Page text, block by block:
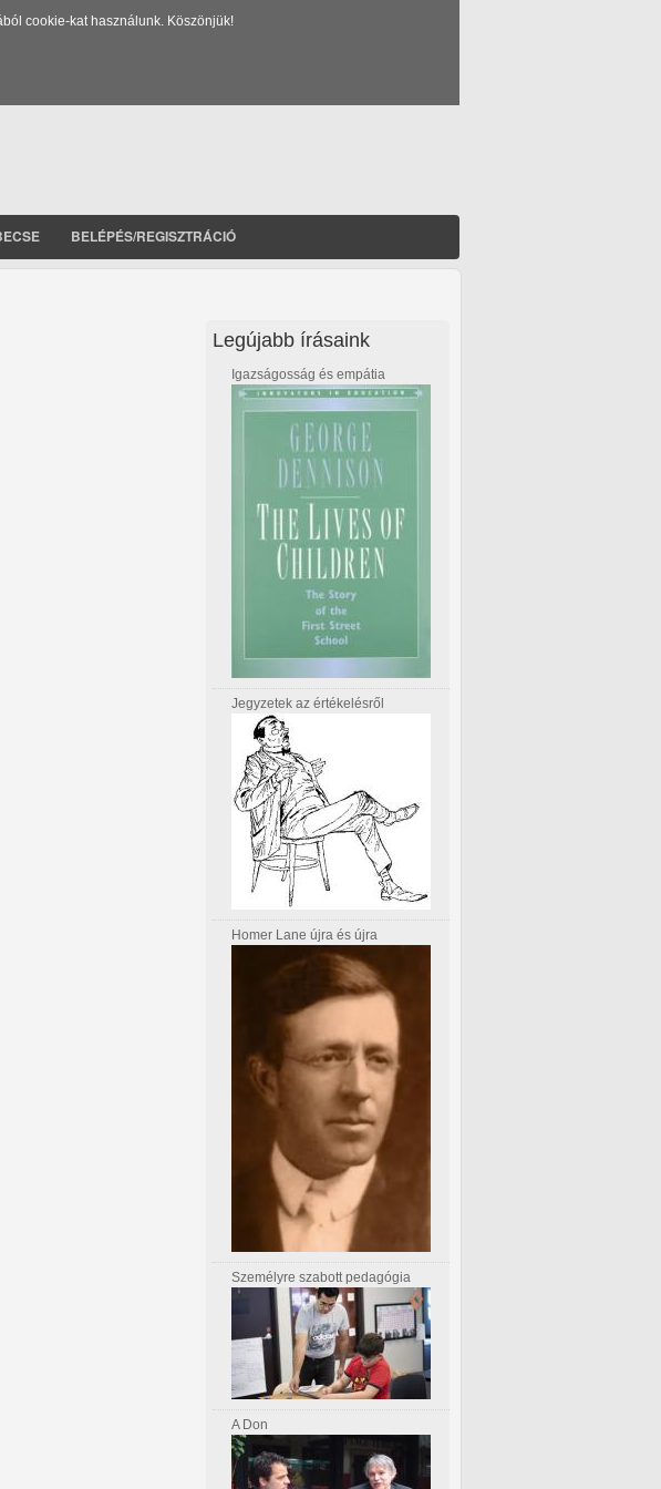
cookie-kat használunk. Köszönjük!
BELÉPÉS/REGISZTRÁCIÓ
Legújabb írásaink
Igazságosság és empátia
Jegyzetek az értékelésről
Homer Lane újra és újra
Személyre szabott pedagógia
A Don